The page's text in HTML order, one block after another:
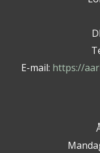
E-mail: https://